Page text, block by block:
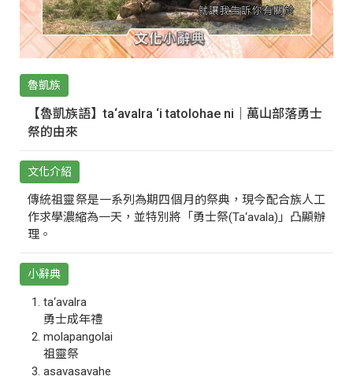
魯凱族
【魯凱族語】ta‘avalra ‘i tatolohae ni｜萬山部落勇士
祭的由來
文化介紹
傳統祖靈祭是一系列為期四個月的祭典，現今配合族人工
作求學濃縮為一天，並特別將「勇士祭(Ta‘avala)」凸顯辦
理。
小辭典
ta‘avalra
勇士成年禮
molapangolai
祖靈祭
asavasavahe